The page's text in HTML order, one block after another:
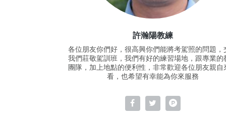
許瀚陽教練
各位朋友你們好，很高興你們能將考駕照的問題，
我們莊敬駕訓班，我們有好的練習場地，跟專業的
團隊，加上地點的便利性，非常歡迎各位朋友親自
看，也希望有幸能為你來服務